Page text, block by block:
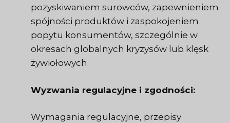
pozyskiwaniem surowców, zapewnieniem
spójności produktów i zaspokojeniem
popytu konsumentów, szczególnie w
okresach globalnych kryzysów lub klęsk
żywiołowych.
Wyzwania regulacyjne i zgodności:
Wymagania regulacyjne, przepisy